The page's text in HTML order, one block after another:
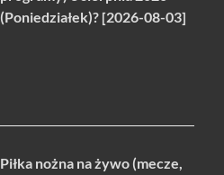
(Poniedziałek)? [2026-08-03]
Piłka nożna na żywo (mecze,